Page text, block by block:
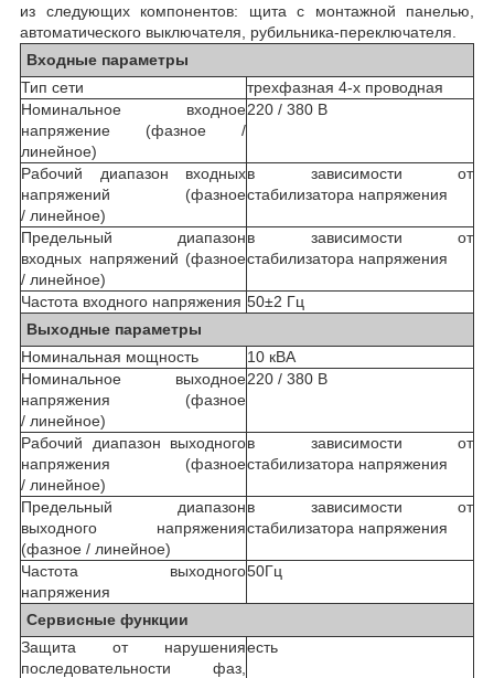
из следующих компонентов: щита с монтажной панелью,
автоматического выключателя, рубильника-переключателя.
Входные параметры
Тип сети
трехфазная 4-х проводная
Номинальное входное
напряжение (фазное /
линейное)
220 / 380 В
Рабочий диапазон входных
напряжений (фазное
/ линейное)
в зависимости от
стабилизатора напряжения
Предельный диапазон
входных напряжений (фазное
/ линейное)
в зависимости от
стабилизатора напряжения
Частота входного напряжения 50±2 Гц
Выходные параметры
Номинальная мощность
10 кВА
Номинальное выходное
напряжения (фазное
/ линейное)
220 / 380 В
Рабочий диапазон выходного
напряжения (фазное
/ линейное)
в зависимости от
стабилизатора напряжения
Предельный диапазон
выходного напряжения
(фазное / линейное)
в зависимости от
стабилизатора напряжения
Частота выходного
напряжения
50Гц
Сервисные функции
Защита от нарушения
последовательности фаз,
есть